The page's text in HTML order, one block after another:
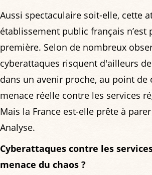
Aussi spectaculaire soit-elle, cette
établissement public français n’est
première. Selon de nombreux
cyberattaques risquent d'ailleurs
dans un avenir proche, au point de
menace réelle contre les services
Mais la France est-elle prête à
Analyse.
Cyberattaques contre les
menace du chaos ?